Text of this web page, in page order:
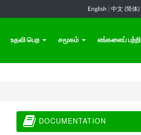
English 中文 (简体)
உதவி பெற சமூகம் எங்களைப் பற்றி
DOCUMENTATION